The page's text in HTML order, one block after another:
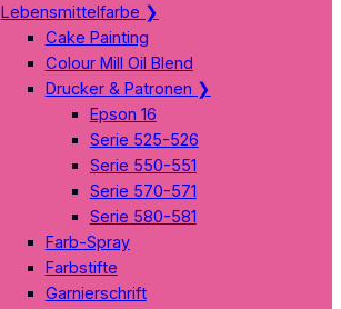
Lebensmittelfarbe ❯
Cake Painting
Colour Mill Oil Blend
Drucker & Patronen ❯
Epson 16
Serie 525-526
Serie 550-551
Serie 570-571
Serie 580-581
Farb-Spray
Farbstifte
Garnierschrift